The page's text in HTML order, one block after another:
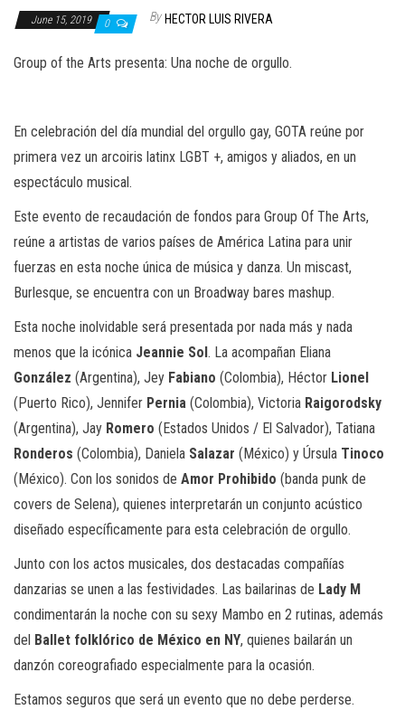
June 15, 2019 0 By HECTOR LUIS RIVERA
Group of the Arts presenta: Una noche de orgullo.
En celebración del día mundial del orgullo gay, GOTA reúne por
primera vez un arcoiris latinx LGBT +, amigos y aliados, en un
espectáculo musical.
Este evento de recaudación de fondos para Group Of The Arts,
reúne a artistas de varios países de América Latina para unir
fuerzas en esta noche única de música y danza. Un miscast,
Burlesque, se encuentra con un Broadway bares mashup.
Esta noche inolvidable será presentada por nada más y nada
menos que la icónica Jeannie Sol. La acompañan Eliana
González (Argentina), Jey Fabiano (Colombia), Héctor Lionel
(Puerto Rico), Jennifer Pernia (Colombia), Victoria Raigorodsky
(Argentina), Jay Romero (Estados Unidos / El Salvador), Tatiana
Ronderos (Colombia), Daniela Salazar (México) y Úrsula Tinoco
(México). Con los sonidos de Amor Prohibido (banda punk de
covers de Selena), quienes interpretarán un conjunto acústico
diseñado específicamente para esta celebración de orgullo.
Junto con los actos musicales, dos destacadas compañías
danzarias se unen a las festividades. Las bailarinas de Lady M
condimentarán la noche con su sexy Mambo en 2 rutinas, además
del Ballet folklórico de México en NY, quienes bailarán un
danzón coreografiado especialmente para la ocasión.
Estamos seguros que será un evento que no debe perderse.